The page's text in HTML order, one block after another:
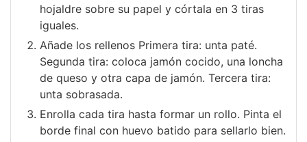
hojaldre sobre su papel y córtala en 3 tiras
iguales.
Añade los rellenos Primera tira: unta paté.
Segunda tira: coloca jamón cocido, una loncha
de queso y otra capa de jamón. Tercera tira:
unta sobrasada.
Enrolla cada tira hasta formar un rollo. Pinta el
borde final con huevo batido para sellarlo bien.